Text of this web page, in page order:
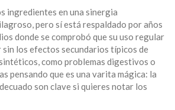
ingredientes en una sinergia
pero sí está respaldado por años
donde se comprobó que su uso regular
los efectos secundarios típicos de
como problemas digestivos o
pensando que es una varita mágica: la
son clave si quieres notar los